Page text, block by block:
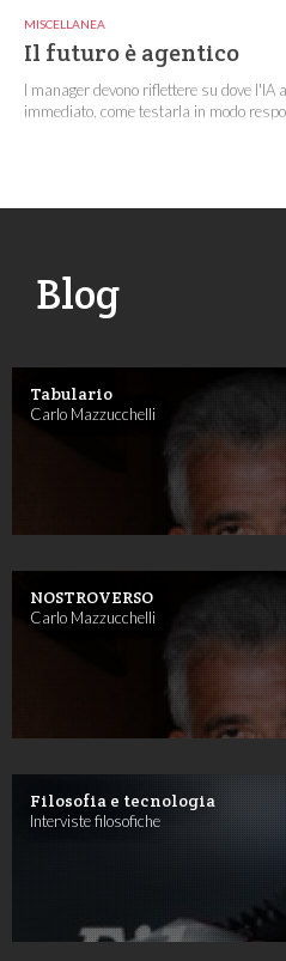
MISCELLANEA
Il futuro è agentico
I manager devono riflettere su dove l'IA
immediato, come testarla in modo
Blog
Tabulario
Carlo Mazzucchelli
NOSTROVERSO
Carlo Mazzucchelli
Filosofia e tecnologia
Interviste filosofiche